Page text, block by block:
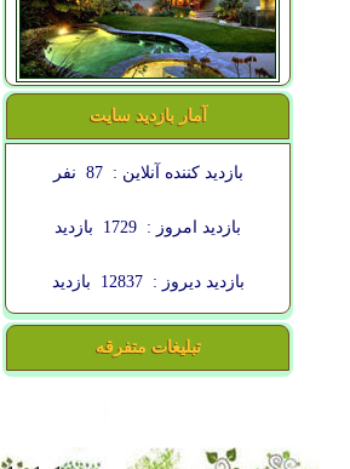
آمار بازدید سایت
بازدید کننده آنلاین : 87 نفر
بازدید امروز : 1729 بازدید
بازدید دیروز : 12837 بازدید
تبلیغات متفرقه